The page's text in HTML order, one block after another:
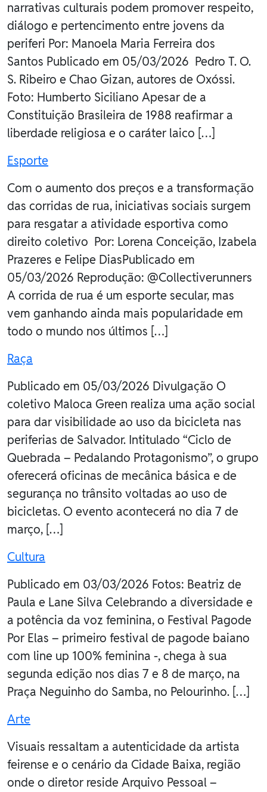
narrativas culturais podem promover respeito,
diálogo e pertencimento entre jovens da
periferi Por: Manoela Maria Ferreira dos
Santos Publicado em 05/03/2026 Pedro T. O.
S. Ribeiro e Chao Gizan, autores de Oxóssi.
Foto: Humberto Siciliano Apesar de a
Constituição Brasileira de 1988 reafirmar a
liberdade religiosa e o caráter laico […]
Esporte
Com o aumento dos preços e a transformação
das corridas de rua, iniciativas sociais surgem
para resgatar a atividade esportiva como
direito coletivo Por: Lorena Conceição, Izabela
Prazeres e Felipe DiasPublicado em
05/03/2026 Reprodução: @Collectiverunners
A corrida de rua é um esporte secular, mas
vem ganhando ainda mais popularidade em
todo o mundo nos últimos […]
Raça
Publicado em 05/03/2026 Divulgação O
coletivo Maloca Green realiza uma ação social
para dar visibilidade ao uso da bicicleta nas
periferias de Salvador. Intitulado “Ciclo de
Quebrada – Pedalando Protagonismo”, o grupo
oferecerá oficinas de mecânica básica e de
segurança no trânsito voltadas ao uso de
bicicletas. O evento acontecerá no dia 7 de
março, […]
Cultura
Publicado em 03/03/2026 Fotos: Beatriz de
Paula e Lane Silva Celebrando a diversidade e
a potência da voz feminina, o Festival Pagode
Por Elas – primeiro festival de pagode baiano
com line up 100% feminina -, chega à sua
segunda edição nos dias 7 e 8 de março, na
Praça Neguinho do Samba, no Pelourinho. […]
Arte
Visuais ressaltam a autenticidade da artista
feirense e o cenário da Cidade Baixa, região
onde o diretor reside Arquivo Pessoal –